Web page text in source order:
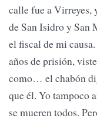
calle fue a Virreyes,
de San Isidro y San
el fiscal de mi
años de prisión,
como… el chabón
que él. Yo tampoco
se mueren todos.